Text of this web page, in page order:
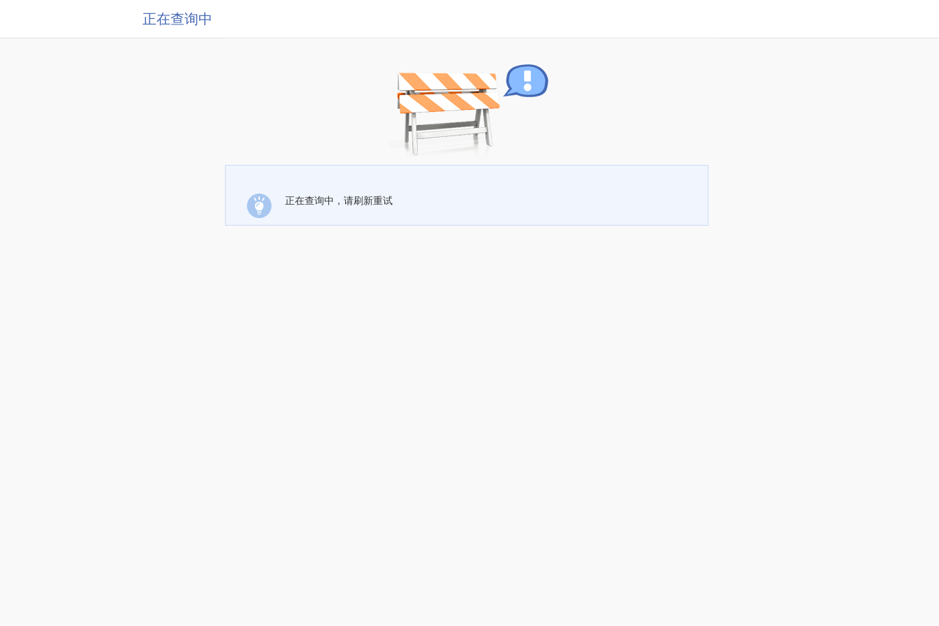
正在查询中
正在查询中，请刷新重试